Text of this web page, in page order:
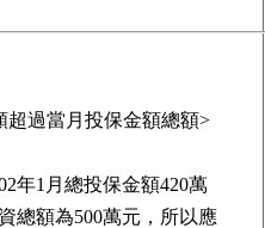
超過當月投保金額總額>
年1月總投保金額420萬
總額為500萬元，所以應